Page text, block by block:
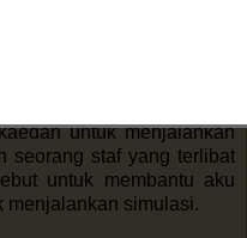
Hehe.. Namun, aku
ini masih baru dan
daripada UTM pernah
bagiku untuk
Selain itu, masalah
untuk menjalankan
seorang staf yang terlibat
untuk membantu aku
menjalankan simulasi.